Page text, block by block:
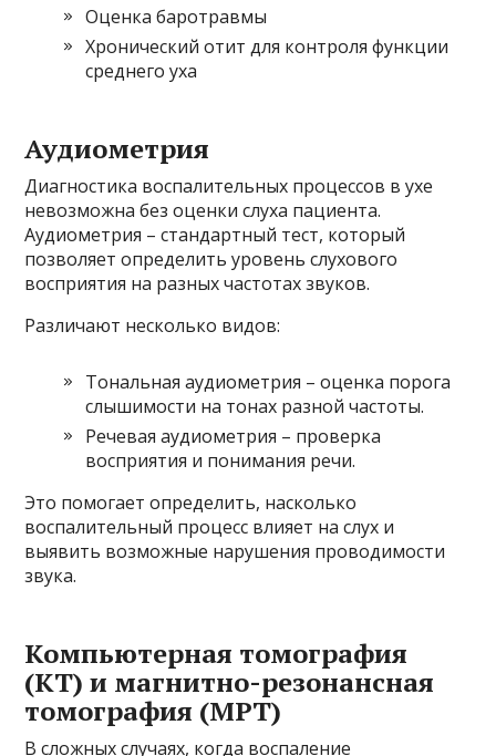
Оценка баротравмы
Хронический отит для контроля функции
среднего уха
Аудиометрия
Диагностика воспалительных процессов в ухе
невозможна без оценки слуха пациента.
Аудиометрия – стандартный тест, который
позволяет определить уровень слухового
восприятия на разных частотах звуков.
Различают несколько видов:
Тональная аудиометрия – оценка порога
слышимости на тонах разной частоты.
Речевая аудиометрия – проверка
восприятия и понимания речи.
Это помогает определить, насколько
воспалительный процесс влияет на слух и
выявить возможные нарушения проводимости
звука.
Компьютерная томография
(КТ) и магнитно-резонансная
томография (МРТ)
В сложных случаях, когда воспаление